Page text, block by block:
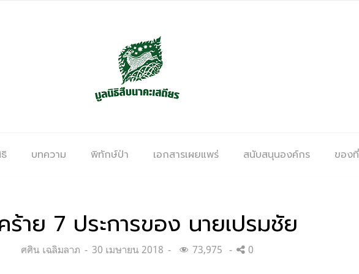
บทความ พิทักษ์ป่า เอกสารเผยแพร่ สนับสนุนองค์กร ของ
ร้าย 7 ประการของ นายเปรมชัย
Categories:
ศศิน เฉลิมลาภ
Posted
30 เมษายน 2018 73,975 0